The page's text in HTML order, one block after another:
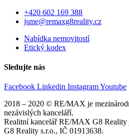
+420 602 169 388
jsme@remaxg8reality.cz
Nabídka nemovitostí
Etický kodex
Sledujte nás
Facebook Linkedin InstagramYoutube
2018 – 2020 © RE/MAX je
nezávislých kanceláří.
Realitní kancelář RE/MAX G8 Reality
G8 Reality s.r.o., IČ 01913638.